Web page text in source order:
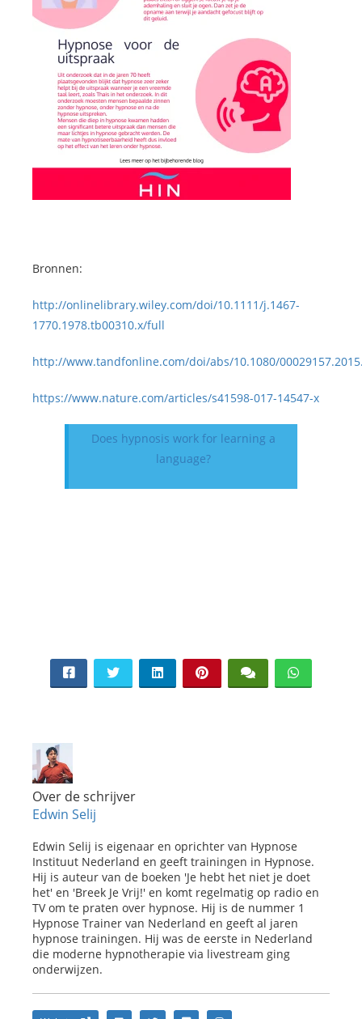
Bronnen:
http://onlinelibrary.wiley.com/doi/10.1111/j.1467-
1770.1978.tb00310.x/full
http://www.tandfonline.com/doi/abs/10.1080/
https://www.nature.com/articles/s41598-017-14547-x
Does hypnosis work for learning a
language?
Over de schrijver
Edwin Selij
Edwin Selij is eigenaar en oprichter van Hypnose
Instituut Nederland en geeft trainingen in Hypnose.
Hij is auteur van de boeken 'Je hebt het niet je doet
het' en 'Breek Je Vrij!' en komt regelmatig op radio en
TV om te praten over hypnose. Hij is de nummer 1
Hypnose Trainer van Nederland en geeft al jaren
hypnose trainingen. Hij was de eerste in Nederland
die moderne hypnotherapie via livestream ging
onderwijzen.